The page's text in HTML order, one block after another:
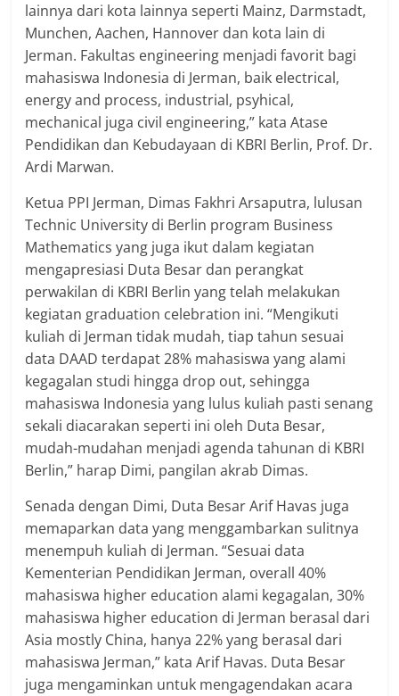
lainnya dari kota lainnya seperti Mainz, Darmstadt,
Munchen, Aachen, Hannover dan kota lain di
Jerman. Fakultas engineering menjadi favorit bagi
mahasiswa Indonesia di Jerman, baik electrical,
energy and process, industrial, psyhical,
mechanical juga civil engineering,” kata Atase
Pendidikan dan Kebudayaan di KBRI Berlin, Prof. Dr.
Ardi Marwan.
Ketua PPI Jerman, Dimas Fakhri Arsaputra, lulusan
Technic University di Berlin program Business
Mathematics yang juga ikut dalam kegiatan
mengapresiasi Duta Besar dan perangkat
perwakilan di KBRI Berlin yang telah melakukan
kegiatan graduation celebration ini. “Mengikuti
kuliah di Jerman tidak mudah, tiap tahun sesuai
data DAAD terdapat 28% mahasiswa yang alami
kegagalan studi hingga drop out, sehingga
mahasiswa Indonesia yang lulus kuliah pasti senang
sekali diacarakan seperti ini oleh Duta Besar,
mudah-mudahan menjadi agenda tahunan di KBRI
Berlin,” harap Dimi, pangilan akrab Dimas.
Senada dengan Dimi, Duta Besar Arif Havas juga
memaparkan data yang menggambarkan sulitnya
menempuh kuliah di Jerman. “Sesuai data
Kementerian Pendidikan Jerman, overall 40%
mahasiswa higher education alami kegagalan, 30%
mahasiswa higher education di Jerman berasal dari
Asia mostly China, hanya 22% yang berasal dari
mahasiswa Jerman,” kata Arif Havas. Duta Besar
juga mengaminkan untuk mengagendakan acara